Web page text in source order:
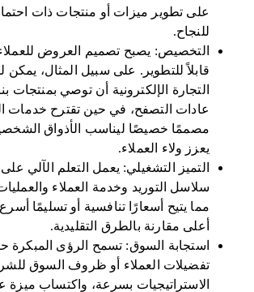
على تطوير ميزات أو منتجات ذات
للنجاح.
التخصيص: يصبح تصميم العروض للعملاء
قابلاً للتطوير. على سبيل المثال،
التجارة الإلكترونية أن توصي بمنتجات
عادات التصفح، في حين تقترح خدمات
مصممًا خصيصًا ليناسب الأذواق
يعزز ولاء العملاء.
التميز التشغيلي: يعمل التعلم الآلي
سلاسل التوريد وخدمة العملاء
مما يتيح أسعارًا تنافسية أو تسليمًا
أعلى مقارنة بالطرق التقليدية.
استجابة السوق: تسمح الرؤى المبكرة
تفضيلات العملاء أو ظروف السوق
الاستراتيجيات بسرعة، واكتساب ميزة